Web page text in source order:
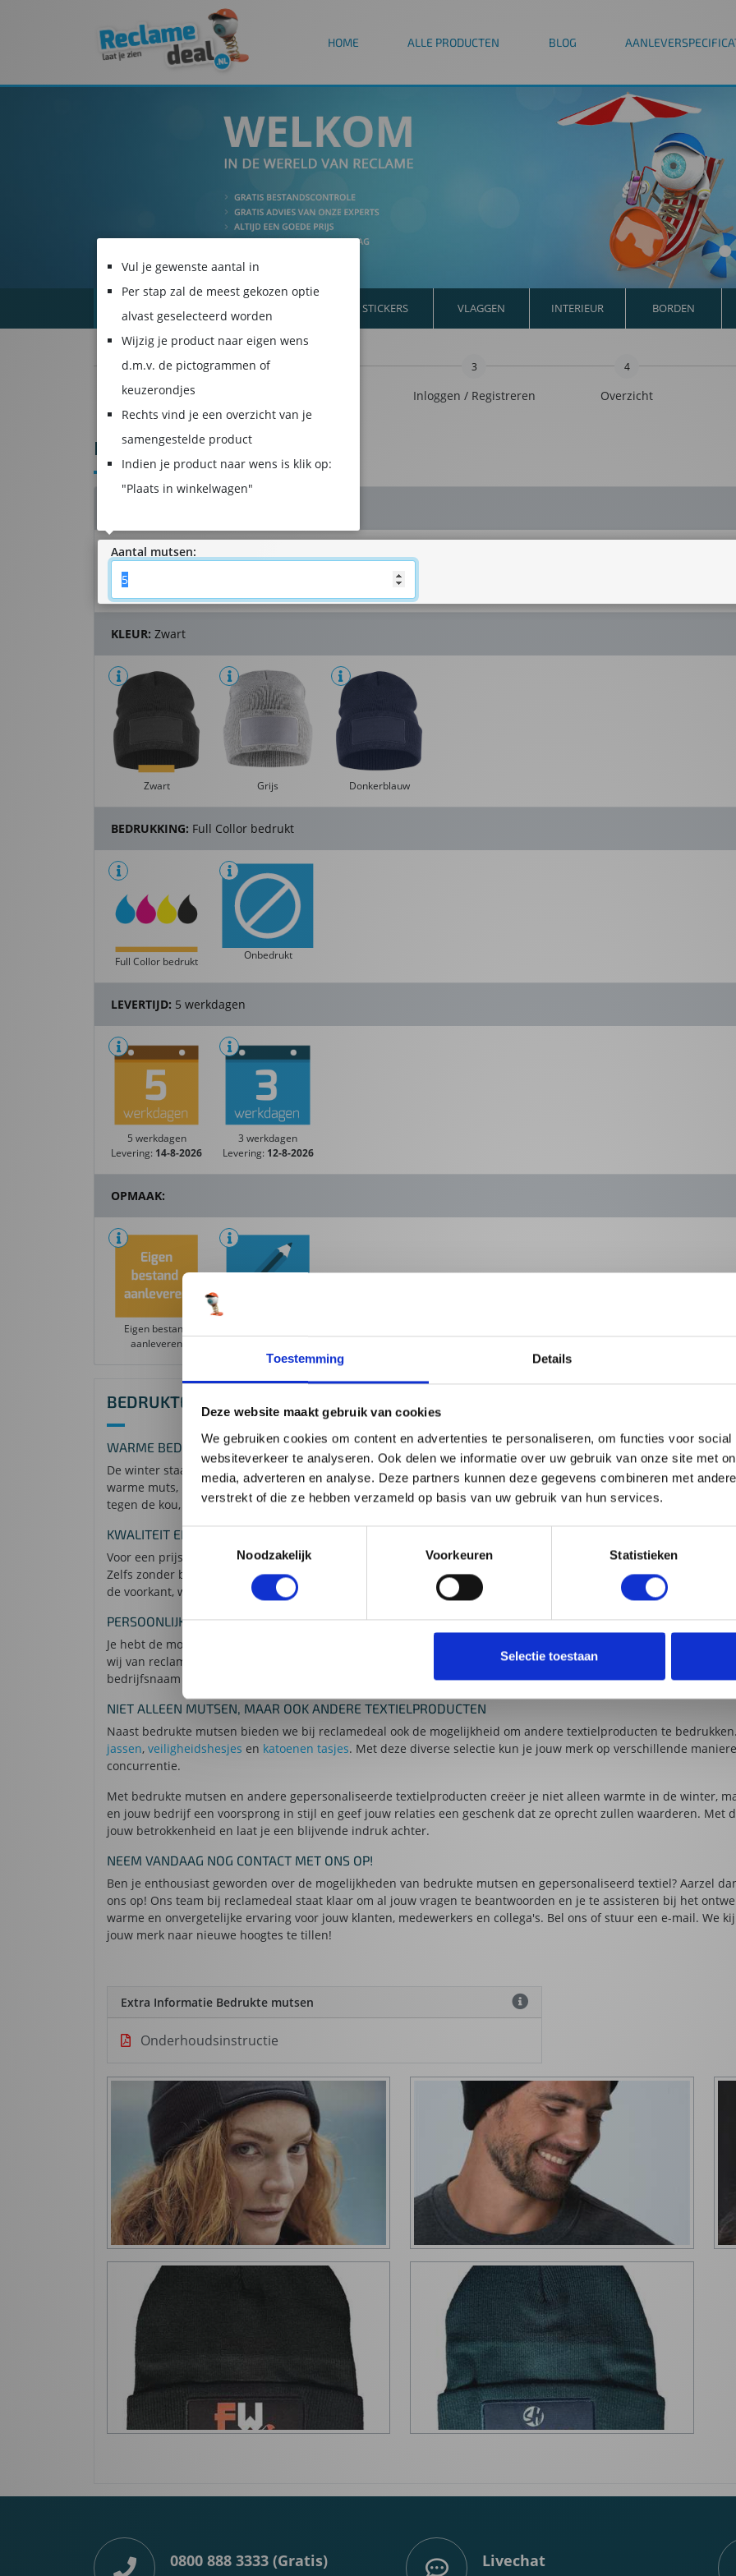
Toestemming Details
Deze website maakt gebruik van cookies
We gebruiken cookies om content en advertenties te personaliseren, om functies voor social
websiteverkeer te analyseren. Ook delen we informatie over uw gebruik van onze site met
media, adverteren en analyse. Deze partners kunnen deze gegevens combineren met
verstrekt of die ze hebben verzameld op basis van uw gebruik van hun services.
Noodzakelijk
Voorkeuren Statistieken
Selectie toestaan
HOME ALLE PRODUCTEN BLOG
ALLE PRODUCTEN SPANDOEKEN STICKERS VLAGGEN INTERIEUR BORDEN
1
Product samenstellen
3
Inloggen / Registreren
4
Overzicht
BEDRUKTE MUTSEN
Aantal mutsen:
KLEUR: Zwart
Zwart Grijs Donkerblauw
BEDRUKKING: Full Collor bedrukt
Full Collor bedrukt Onbedrukt
LEVERTIJD: 5 werkdagen
5 werkdagen
Levering: 14-8-2026
3 werkdagen
Levering: 12-8-2026
OPMAAK:
Eigen bestand
aanleveren
BEDRUKTE MUTSEN
WARME BEDRUKTE MUTSEN VOOR DE WINTERPERIODE
De winter staat voor de deur en wat is er nu beter dan een hartverwarmend gebaar richting jouw klanten,
warme muts, met een stijlvolle omgevouwen rand en voorzien van jouw logo, slogan of bedrijfsnaam. Deze
tegen de kou, maar stralen ook professionaliteit en betrokkenheid uit.
KWALITEIT EN VEELZIJDIGHEID TEGEN EEN BETAALBARE PRIJS
Voor een prijs van minder dan 5 euro kun je al genieten van hoogwaardige mutsen. Ze zijn verkrijgbaar in 3
Zelfs zonder bedrukking zijn ze al van uitstekende kwaliteit, maar met jouw logo of slogan maak je pas echt
de voorkant, waarop een bedrukking van maximaal 9 bij 4 centimeter geplaatst kan worden.
PERSOONLIJKE ONDERSTEUNING VOOR EEN UNIEK ONTWERP
Je hebt de mogelijkheid om zelf een bestand aan te leveren voor de bedrukking, maar we begrijpen dat dit niet
wij van reclamedeal graag voor je klaar om je te helpen met een uniek en opvallend ontwerp. Onze deskundige
bedrijfsnaam naadloos integreren in het ontwerp van de muts. Zo creëren we samen een product dat perfect
NIET ALLEEN MUTSEN, MAAR OOK ANDERE TEXTIELPRODUCTEN
Naast bedrukte mutsen bieden we bij reclamedeal ook de mogelijkheid om andere textielproducten te
jassen, veiligheidshesjes en katoenen tasjes. Met deze diverse selectie kun je jouw merk op verschillende
concurrentie.
Met bedrukte mutsen en andere gepersonaliseerde textielproducten creëer je niet alleen warmte in de winter,
en jouw bedrijf een voorsprong in stijl en geef jouw relaties een geschenk dat ze oprecht zullen waarderen. Met
jouw betrokkenheid en laat je een blijvende indruk achter.
NEEM VANDAAG NOG CONTACT MET ONS OP!
Ben je enthousiast geworden over de mogelijkheden van bedrukte mutsen en gepersonaliseerd textiel? Aarzel
ons op! Ons team bij reclamedeal staat klaar om al jouw vragen te beantwoorden en je te assisteren bij het
warme en onvergetelijke ervaring voor jouw klanten, medewerkers en collega's. Bel ons of stuur een e-mail. We
jouw merk naar nieuwe hoogtes te tillen!
Extra Informatie Bedrukte mutsen
Onderhoudsinstructie
0800 888 3333 (Gratis) Livechat
Vul je gewenste aantal in
Per stap zal de meest gekozen optie
alvast geselecteerd worden
Wijzig je product naar eigen wens
d.m.v. de pictogrammen of
keuzerondjes
Rechts vind je een overzicht van je
samengestelde product
Indien je product naar wens is klik op:
"Plaats in winkelwagen"